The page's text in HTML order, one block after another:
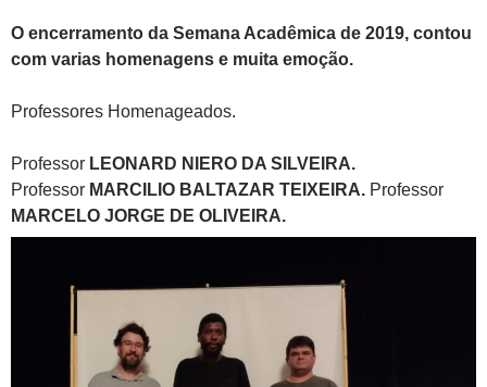
O encerramento da Semana Acadêmica de 2019, contou
com varias homenagens e muita emoção.
Professores Homenageados.
Professor LEONARD NIERO DA SILVEIRA.
Professor MARCILIO BALTAZAR TEIXEIRA. Professor
MARCELO JORGE DE OLIVEIRA.